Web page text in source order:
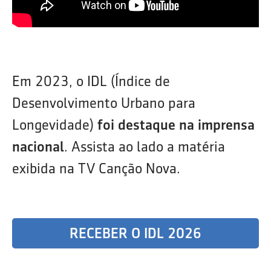
Em 2023, o IDL (Índice de
Desenvolvimento Urbano para
Longevidade) foi destaque na imprensa
nacional. Assista ao lado a matéria
exibida na TV Canção Nova.
RECEBER O IDL 2026